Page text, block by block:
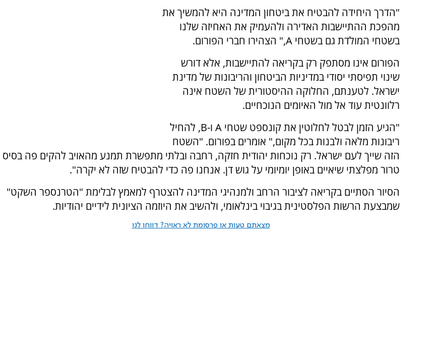
"הדרך היחידה להבטיח את ביטחון המדינה היא להמשיך את
מהפכת ההתיישבות האדירה ולהעמיק את האחיזה שלנו
בשטחי המולדת גם בשטחי A," הצהירו חברי הפורום.
הפורום אינו מסתפק רק בקריאה להתיישבות, אלא דורש
שינוי תפיסתי יסודי במדיניות הביטחון והריבונות של מדינת
ישראל. לטענתם, החלוקה ההיסטורית של השטח אינה
רלוונטית עוד אל מול האיומים הנוכחיים.
"הגיע הזמן לבטל לחלוטין את קונספט שטחי A ו-B, להחיל
ריבונות מלאה ולבנות בכל מקום," אומרים בפורום. "השטח
הזה שייך לעם ישראל. רק נוכחות יהודית חזקה, רחבה ובלתי מתפשרת תמנע מהאויב להקים פה בסיס
טרור מפלצתי שיאיים באופן יומיומי על גוש דן. אנחנו פה כדי להבטיח שזה לא יקרה".
הסיור הסתיים בקריאה לציבור הרחב ולמנהיגי המדינה להצטרף למאמץ לבלימת "הטרנספר השקט"
שמבצעת הרשות הפלסטינית בגיבוי בינלאומי, ולהשיב את היוזמה הציונית לידיים יהודיות.
מצאתם טעות או פרסומת לא ראויה? דווחו לנו